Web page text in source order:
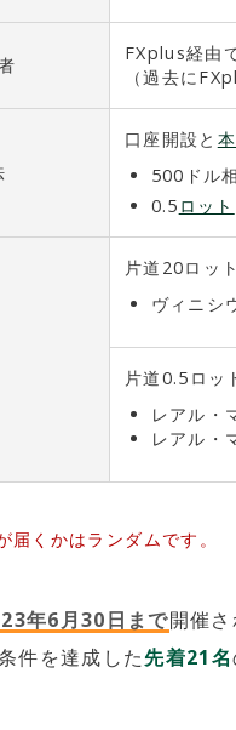
FXplus経由
（過去に
口座開設と
500ドル
0.5 ロット
片道20ロッ
ヴィニシ
片道0.5ロッ
レアル・
レアル・
届くかはランダムです。
年6月30日まで開催
件を達成した先着21名